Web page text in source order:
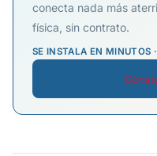
conecta nada más
física, sin contrato.
SE INSTALA EN MINUTOS